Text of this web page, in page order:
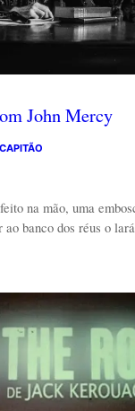
John Mercy
na mão, uma
banco dos réus o